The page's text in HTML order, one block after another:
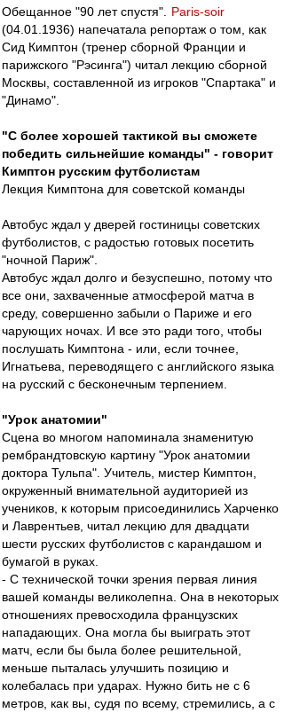
Обещанное "90 лет спустя".
Paris-soir
(04.01.1936) напечатала репортаж о том, как
Сид Кимптон (тренер сборной Франции и
парижского "Рэсинга") читал лекцию сборной
Москвы, составленной из игроков "Спартака" и
"Динамо".
"С более хорошей тактикой вы сможете
победить сильнейшие команды" - говорит
Кимптон русским футболистам
Лекция Кимптона для советской команды
Автобус ждал у дверей гостиницы советских
футболистов, с радостью готовых посетить
"ночной Париж".
Автобус ждал долго и безуспешно, потому что
все они, захваченные атмосферой матча в
среду, совершенно забыли о Париже и его
чарующих ночах. И все это ради того, чтобы
послушать Кимптона - или, если точнее,
Игнатьева, переводящего с английского языка
на русский с бесконечным терпением.
"Урок анатомии"
Сцена во многом напоминала знаменитую
рембрандтовскую картину "Урок анатомии
доктора Тульпа". Учитель, мистер Кимптон,
окруженный внимательной аудиторией из
учеников, к которым присоединились Харченко
и Лаврентьев, читал лекцию для двадцати
шести русских футболистов с карандашом и
бумагой в руках.
- С технической точки зрения первая линия
вашей команды великолепна. Она в некоторых
отношениях превосходила французских
нападающих. Она могла бы выиграть этот
матч, если бы была более решительной,
меньше пыталась улучшить позицию и
колебалась при ударах. Нужно бить не с 6
метров, как вы, судя по всему, стремились, а с